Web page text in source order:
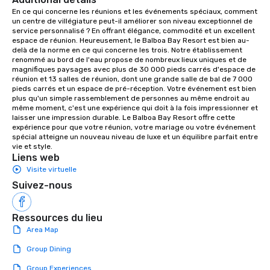
aesthetic excellence of your venue. ►
Bespoke Curation: From solo "Noir"
pianists to full "Big Band" Pop Nouveau
orchestras. Versatile Repertoire: A
library of hundreds of modern hits
rearranged with syncopation, swing,
and soul. ► Visual Sophistication: Our
performers reflect the "Nouveau"
aesthetic—classic elegance with a
modern edge. By choosing Pop
Nouveau Jazz, you aren't just booking
a band; you are securing an
immersive experience. We specialize
the music is sophisticated enough for
cocktails and conversation, yet
infectious enough to keep guests
engaged and energized throughout
decades of experience performing at
weddings all over the planet! We are
En ce qui concerne les réunions et les événements spéciaux, comment
un centre de villégiature peut-il améliorer son niveau exceptionnel de
service personnalisé ? En offrant élégance, commodité et un excellent
espace de réunion. Heureusement, le Balboa Bay Resort est bien au-
delà de la norme en ce qui concerne les trois. Notre établissement
renommé au bord de l'eau propose de nombreux lieux uniques et de
magnifiques paysages avec plus de 30 000 pieds carrés d'espace de
réunion et 13 salles de réunion, dont une grande salle de bal de 7 000
pieds carrés et un espace de pré-réception. Votre événement est bien
plus qu'un simple rassemblement de personnes au même endroit au
même moment, c'est une expérience qui doit à la fois impressionner et
laisser une impression durable. Le Balboa Bay Resort offre cette
expérience pour que votre réunion, votre mariage ou votre événement
spécial atteigne un nouveau niveau de luxe et un équilibre parfait entre
vie et style.
Liens web
Visite virtuelle
Suivez-nous
Ressources du lieu
Area Map
Group Dining